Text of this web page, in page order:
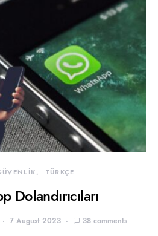
TÜRKÇE
Dolandırıcıları
7 August 2023 38 comments